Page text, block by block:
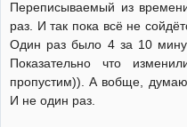
Переписываемый из
раз. И так пока всё не
Один раз было 4 за 10
Показательно что
пропустим)). А вобще, думаю
И не один раз.